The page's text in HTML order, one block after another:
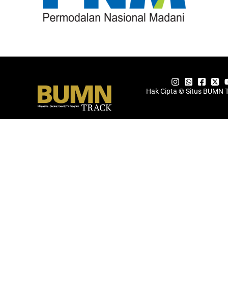
Hak Cipta © Situs BUMN